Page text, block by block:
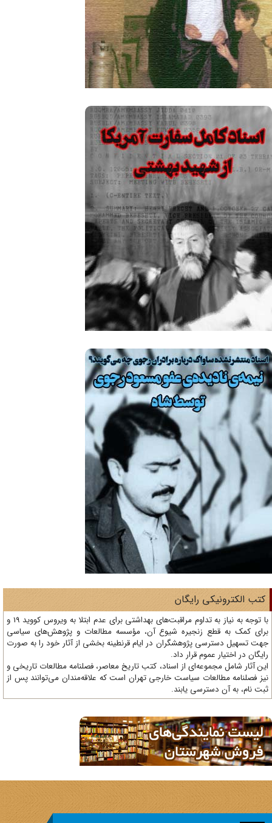
الکترونیکی رایگان
با توجه به نیاز به تداوم مراقبت‌های بهداشتی برای عدم ابتلا به ویروس کووید 19 و
کمک به قطع زنجیره شیوع آن، مؤسسه مطالعات و پژوهش‌های سیاسی
تسهیل دسترسی پژوهشگران در ایام قرنطینه بخشی از آثار خود را به صورت
در اختیار عموم قرار داد.
آثار شامل مجموعه‌ای از اسناد، کتب تاریخ معاصر، فصلنامه‌ مطالعات تاریخی و
فصلنامه مطالعات سیاست خارجی تهران است که علاقه‌مندان می‌توانند پس از
نام، به آن دسترسی یابند.